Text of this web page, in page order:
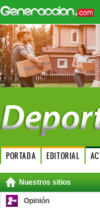
PORTADA EDITORIAL
Nuestros sitios
Opinión